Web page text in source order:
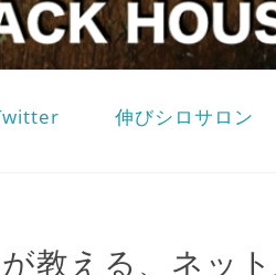
伸びシロサロン
教える、ネッ